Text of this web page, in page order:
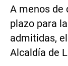
A menos de
plazo para
admitidas,
Alcaldía de